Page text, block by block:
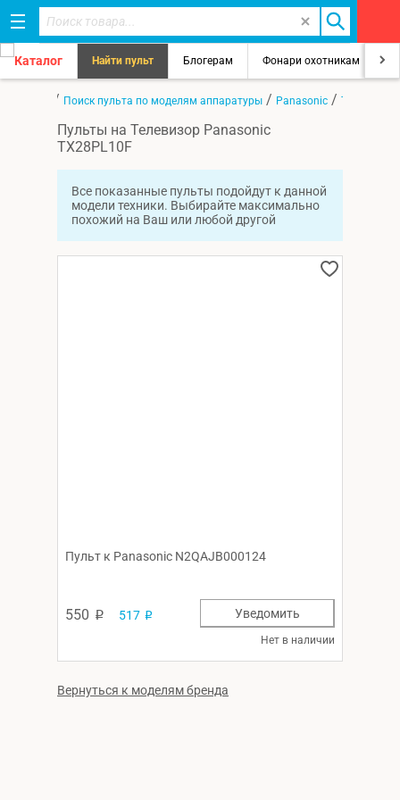
Каталог Найти пульт Блогерам Фонари охотникам
/ Поиск пульта по моделям аппаратуры / Panasonic / TX28PL10F
Пульты на Телевизор Panasonic
TX28PL10F
Все показанные пульты подойдут к данной
модели техники. Выбирайте максимально
похожий на Ваш или любой другой
Пульт к Panasonic N2QAJB000124
550 p 517 p
Нет в наличии
Уведомить
Вернуться к моделям бренда